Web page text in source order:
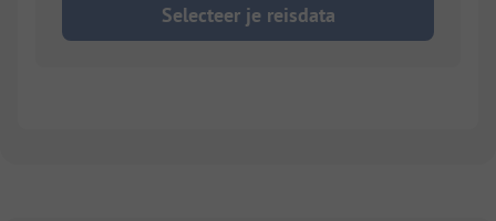
Selecteer je reisdata